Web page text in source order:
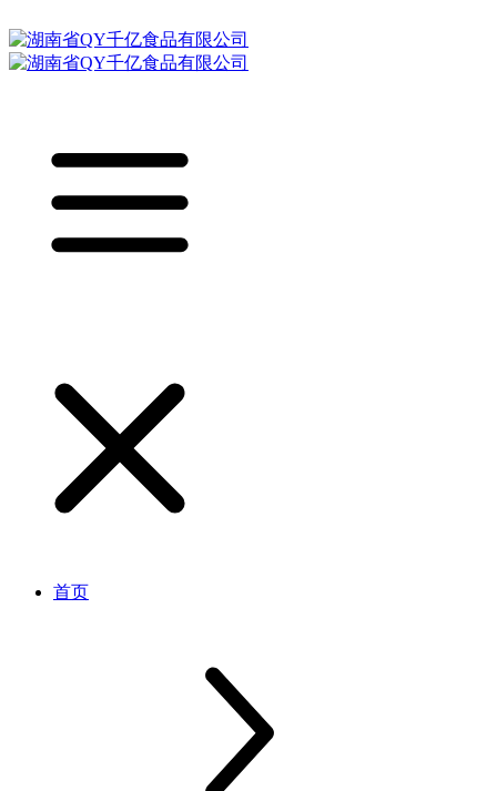
首页